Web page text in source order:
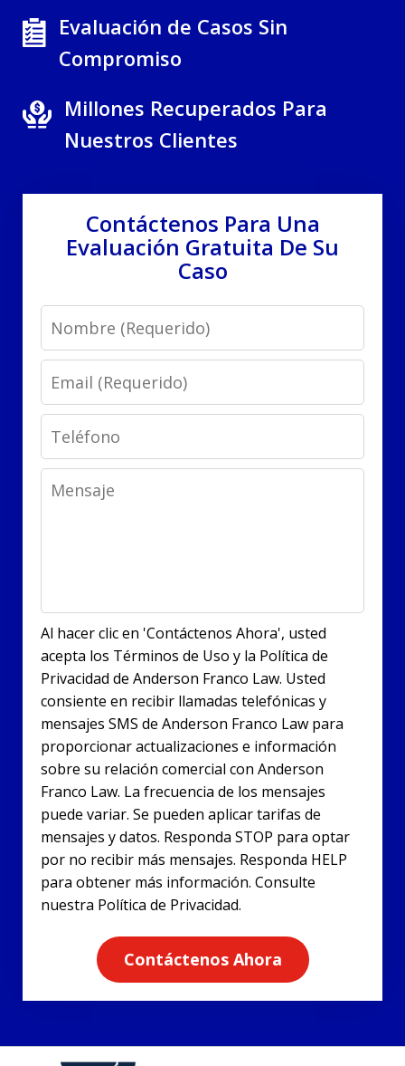
Evaluación de Casos Sin
Compromiso
Millones Recuperados Para
Nuestros Clientes
Contáctenos Para Una
Evaluación Gratuita De Su
Caso
Name
Email
Phone
Message
Al hacer clic en 'Contáctenos Ahora', usted
acepta los Términos de Uso y la Política de
Privacidad de Anderson Franco Law. Usted
consiente en recibir llamadas telefónicas y
mensajes SMS de Anderson Franco Law para
proporcionar actualizaciones e información
sobre su relación comercial con Anderson
Franco Law. La frecuencia de los mensajes
puede variar. Se pueden aplicar tarifas de
mensajes y datos. Responda STOP para optar
por no recibir más mensajes. Responda HELP
para obtener más información. Consulte
nuestra Política de Privacidad.
Contáctenos Ahora